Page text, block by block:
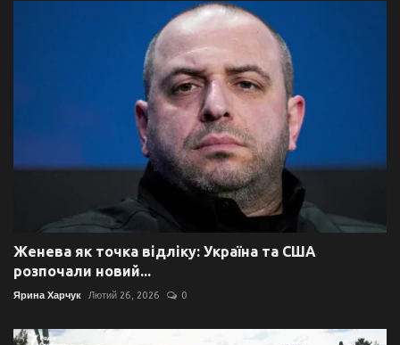
Женева як точка відліку: Україна та США
розпочали новий...
Ярина Харчук Лютий 26, 2026 0